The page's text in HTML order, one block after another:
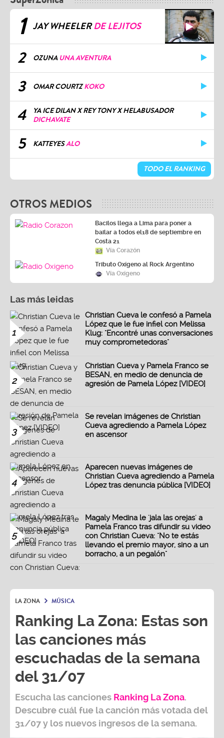
1 JAY WHEELERDE LEJITOS
2 OZUNA UNA AVENTURA
3 OMAR COURTZKOKO
4
YA ICE DILAN X REY TONY X HELABUSADOR
DICHAVATE
5 KATTEYESALO
TODO EL RANKING
OTROS MEDIOS
Bacilos llega a Lima para poner a
bailar a todos el18 de septiembre en
Costa 21
Vía Corazón
Tributo Oxígeno al Rock Argentino
Vía Oxígeno
Las más leidas
1
Christian Cueva le confesó a Pamela
López que le fue infiel con Melissa
Klug: "Encontré unas conversaciones
muy comprometedoras"
2
Christian Cueva y Pamela Franco se
BESAN, en medio de denuncia de
agresión de Pamela López [VIDEO]
3
Se revelan imágenes de Christian
Cueva agrediendo a Pamela López
en ascensor
4
Aparecen nuevas imágenes de
Christian Cueva agrediendo a Pamela
López tras denuncia pública [VIDEO]
5
Magaly Medina le 'jala las orejas' a
Pamela Franco tras difundir su video
con Christian Cueva: "No te estás
llevando el premio mayor, sino a un
borracho, a un pegalón"
LA ZONA MÚSICA
Ranking La Zona: Estas son
las canciones más
escuchadas de la semana
del 31/07
Escucha las canciones Ranking La Zona.
Descubre cuál fue la canción más votada del
31/07y los nuevos ingresos de la semana.